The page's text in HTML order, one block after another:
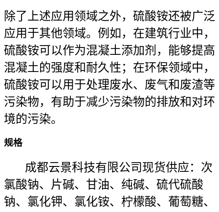
除了上述应用领域之外，硫酸铵还被广泛
应用于其他领域。例如，在建筑行业中，
硫酸铵可以作为混凝土添加剂，能够提高
混凝土的强度和耐久性；在环保领域中，
硫酸铵可以用于处理废水、废气和废渣等
污染物，有助于减少污染物的排放和对环
境的污染。
规格
成都云景科技有限公司现货供应：次
氯酸钠、片碱、甘油、纯碱、硫代硫酸
钠、氯化钾、氯化铵、柠檬酸、葡萄糖、